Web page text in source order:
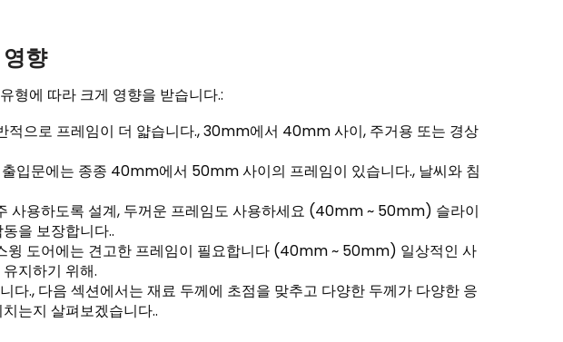
향
형에 따라 크게 영향을 받습니다.:
적으로 프레임이 더 얇습니다., 30mm에서 40mm 사이, 주거용 또는 경상
입문에는 종종 40mm에서 50mm 사이의 프레임이 있습니다., 날씨와 침
사용하도록 설계, 두꺼운 프레임도 사용하세요 (40mm ~ 50mm) 슬라이
을 보장합니다..
윙 도어에는 견고한 프레임이 필요합니다 (40mm ~ 50mm) 일상적인 사
지하기 위해.
다., 다음 섹션에서는 재료 두께에 초점을 맞추고 다양한 두께가 다양한 응
는지 살펴보겠습니다..